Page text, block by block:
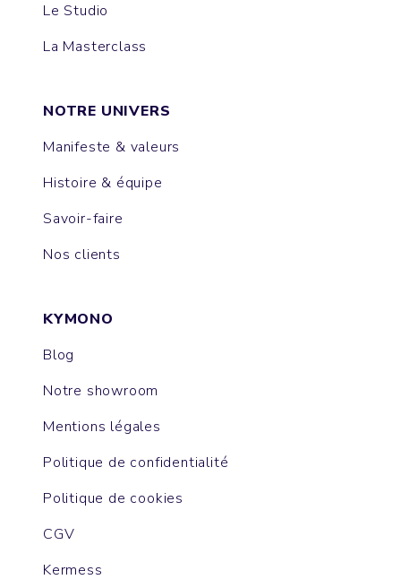
Le Studio
La Masterclass
NOTRE UNIVERS
Manifeste & valeurs
Histoire & équipe
Savoir-faire
Nos clients
KYMONO
Blog
Notre showroom
Mentions légales
Politique de confidentialité
Politique de cookies
CGV
Kermess